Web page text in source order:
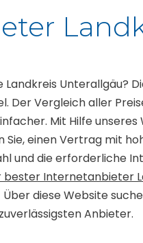
Unterallgäu?
Der Vergleich aller
Mit Hilfe
Sie, einen Vertrag mit
und die erforderliche
bester Internetanbieter
diese Website
Anbieter.